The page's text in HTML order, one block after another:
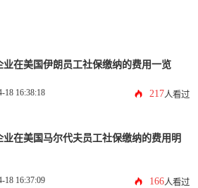
业在美国伊朗员工社保缴纳的费用一览
18 16:38:18 217人看过
业在美国马尔代夫员工社保缴纳的费用明
18 16:37:09 166人看过